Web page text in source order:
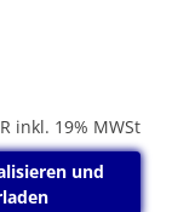
inkl. 19% MWSt
und